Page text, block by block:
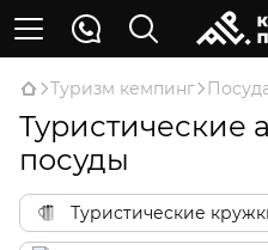
Туризм кемпинг
Туристические
посуды
Туристические